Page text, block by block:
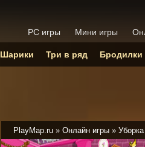
PlayMap.ru » Онлайн игры » Уборка
PC игры Мини игры
Шарики Три в ряд Бродилки